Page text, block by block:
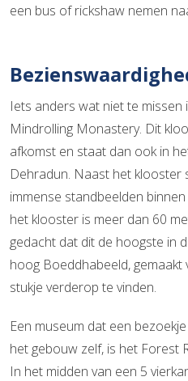
een bus of rickshaw nemen
Iets anders wat niet te missen
Mindrolling Monastery. Dit
afkomst en staat dan ook in
Dehradun. Naast het klooster
immense standbeelden
het klooster is meer dan 60
gedacht dat dit de hoogste in
hoog Boeddhabeeld, gemaakt
stukje verderop te vinden.
Een museum dat een
het gebouw zelf, is het Forest
In het midden van een 5